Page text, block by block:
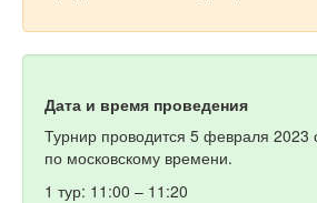
Дата и время проведения
Турнир проводится 5 февраля 2023
по московскому времени.
1 тур: 11:00 – 11:20